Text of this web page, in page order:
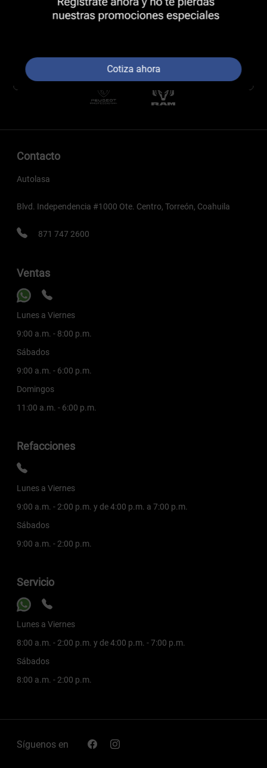
Contacto
Autolasa
Blvd. Independencia #1000 Ote. Centro, Torreón, Coahuila
871 747 2600
Ventas
Lunes a Viernes
9:00 a.m. - 8:00 p.m.
Sábados
9:00 a.m. - 6:00 p.m.
Domingos
11:00 a.m. - 6:00 p.m.
Refacciones
Lunes a Viernes
9:00 a.m. - 2:00 p.m. y de 4:00 p.m. a 7:00 p.m.
Sábados
9:00 a.m. - 2:00 p.m.
Servicio
Lunes a Viernes
8:00 a.m. - 2:00 p.m. y de 4:00 p.m. - 7:00 p.m.
Sábados
8:00 a.m. - 2:00 p.m.
Síguenos en
Cotiza ahora